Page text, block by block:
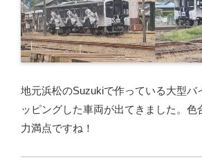
地元浜松のSuzukiで作っている大型バ
ッピングした車両が出てきました。色
力満点ですね！